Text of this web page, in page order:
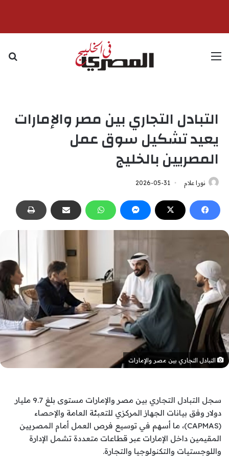
القائمة
التبادل التجاري بين مصر والإمارات
يعيد تشكيل سوق عمل
المصريين بالخليج
نورا علام 2026-05-31
التبادل التجاري بين مصر والإمارات
سجل التبادل التجاري بين مصر والإمارات مستوى بلغ 9.7 مليار
دولار وفق بيانات الجهاز المركزي للتعبئة العامة والإحصاء
(CAPMAS)، ما أسهم في توسيع فرص العمل أمام المصريين
المقيمين داخل الإمارات عبر قطاعات متعددة تشمل الإدارة
واللوجستيات والتكنولوجيا والتجارة.